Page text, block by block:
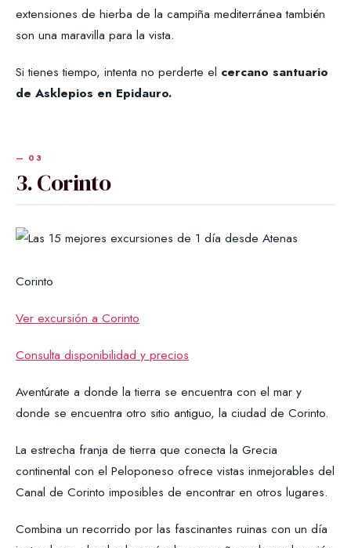
extensiones de hierba de la campiña mediterránea también
son una maravilla para la vista.
Si tienes tiempo, intenta no perderte el cercano santuario
de Asklepios en Epidauro.
3. Corinto
Corinto
Ver excursión a Corinto
Consulta disponibilidad y precios
Aventúrate a donde la tierra se encuentra con el mar y
donde se encuentra otro sitio antiguo, la ciudad de Corinto.
La estrecha franja de tierra que conecta la Grecia
continental con el Peloponeso ofrece vistas inmejorables del
Canal de Corinto imposibles de encontrar en otros lugares.
Combina un recorrido por las fascinantes ruinas con un día